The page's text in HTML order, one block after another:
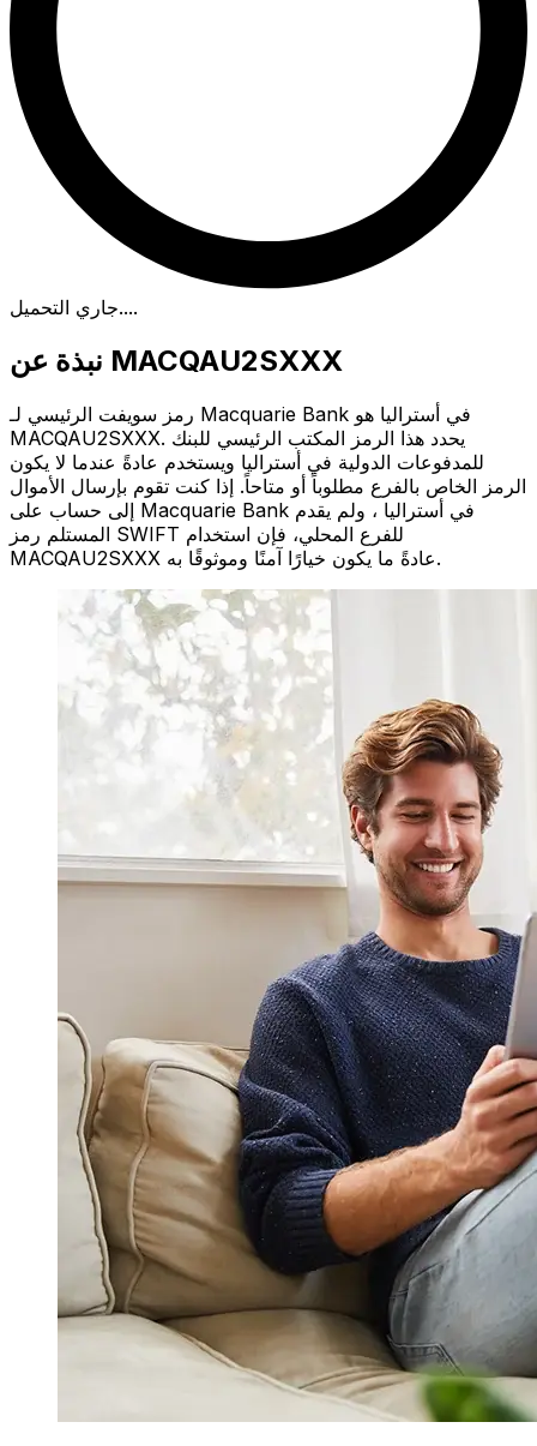
جاري التحميل....
نبذة عن MACQAU2SXXX
رمز سويفت الرئيسي لـ Macquarie Bank في أستراليا هو
MACQAU2SXXX. يحدد هذا الرمز المكتب الرئيسي للبنك
للمدفوعات الدولية في أستراليا ويستخدم عادةً عندما لا يكون
الرمز الخاص بالفرع مطلوباً أو متاحاً. إذا كنت تقوم بإرسال الأموال
إلى حساب على Macquarie Bank في أستراليا ، ولم يقدم
المستلم رمز SWIFT للفرع المحلي، فإن استخدام
MACQAU2SXXX عادةً ما يكون خيارًا آمنًا وموثوقًا به.